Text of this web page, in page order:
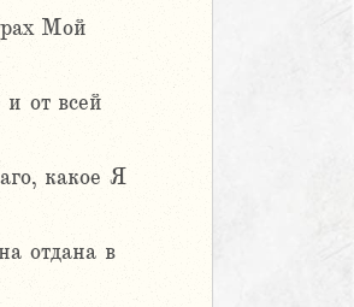
Мой
и от всей
какое Я
отдана в